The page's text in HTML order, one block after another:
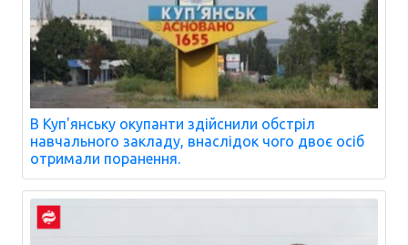
В Куп'янську окупанти здійснили обстріл
навчального закладу, внаслідок чого двоє осіб
отримали поранення.